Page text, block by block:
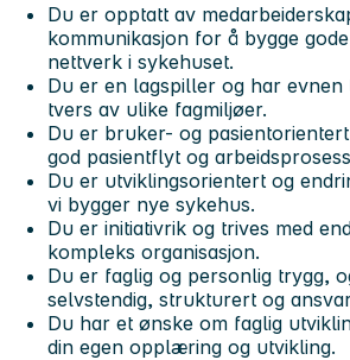
Du er opptatt av
kommunikasjon for å bygge
nettverk i sykehuset.
Du er en lagspiller og har evnen
tvers av ulike fagmiljøer.
Du er bruker- og
god pasientflyt og
Du er utviklingsorientert og
vi bygger nye sykehus.
Du er initiativrik og trives med
kompleks organisasjon.
Du er faglig og personlig trygg,
selvstendig, strukturert og
Du har et ønske om faglig
din egen opplæring og utvikling.